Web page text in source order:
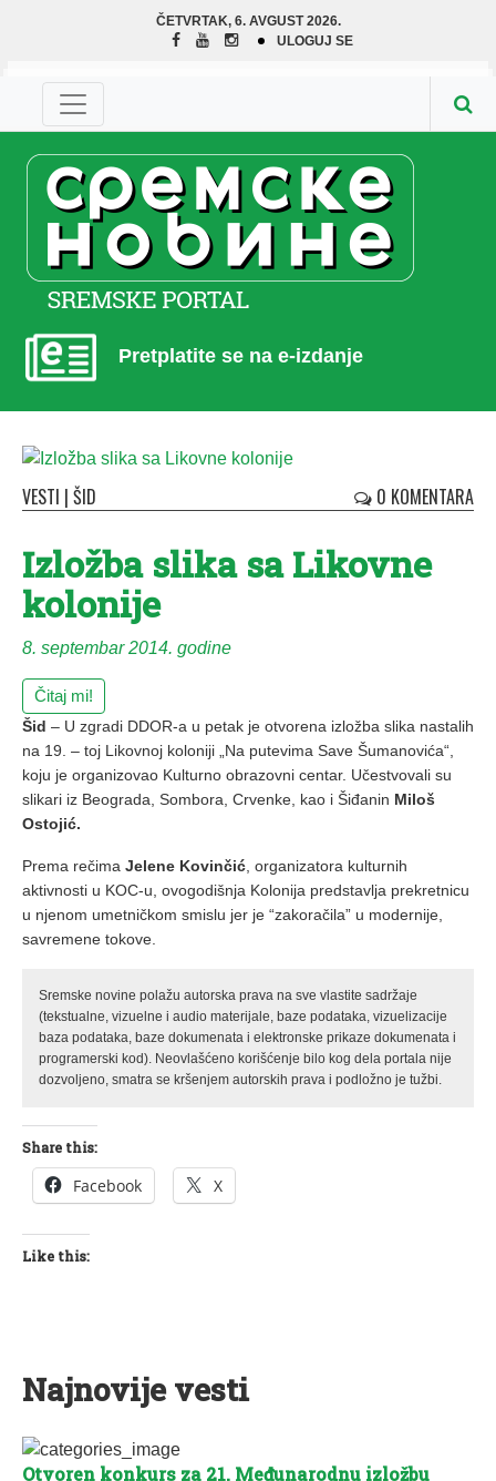
ČETVRTAK, 6. AVGUST 2026.
ULOGUJ SE
Pretplatite se na e-izdanje
VESTI | ŠID 0 KOMENTARA
Izložba slika sa Likovne
kolonije
8. septembar 2014. godine
Čitaj mi!
Šid – U zgradi DDOR-a u petak je otvorena izložba slika nastalih
na 19. – toj Likovnoj koloniji „Na putevima Save Šumanovića“,
koju je organizovao Kulturno obrazovni centar. Učestvovali su
slikari iz Beograda, Sombora, Crvenke, kao i Šiđanin Miloš
Ostojić.
Prema rečima Jelene Kovinčić , organizatora kulturnih
aktivnosti u KOC-u, ovogodišnja Kolonija predstavlja prekretnicu
u njenom umetničkom smislu jer je “zakoračila” u modernije,
savremene tokove.
Sremske novine polažu autorska prava na sve vlastite sadržaje
(tekstualne, vizuelne i audio materijale, baze podataka, vizuelizacije
baza podataka, baze dokumenata i elektronske prikaze dokumenata i
programerski kod). Neovlašćeno korišćenje bilo kog dela portala nije
dozvoljeno, smatra se kršenjem autorskih prava i podložno je tužbi.
Share this:
Facebook X
Like this:
Najnovije vesti
Otvoren konkurs za 21. Međunarodnu izložbu